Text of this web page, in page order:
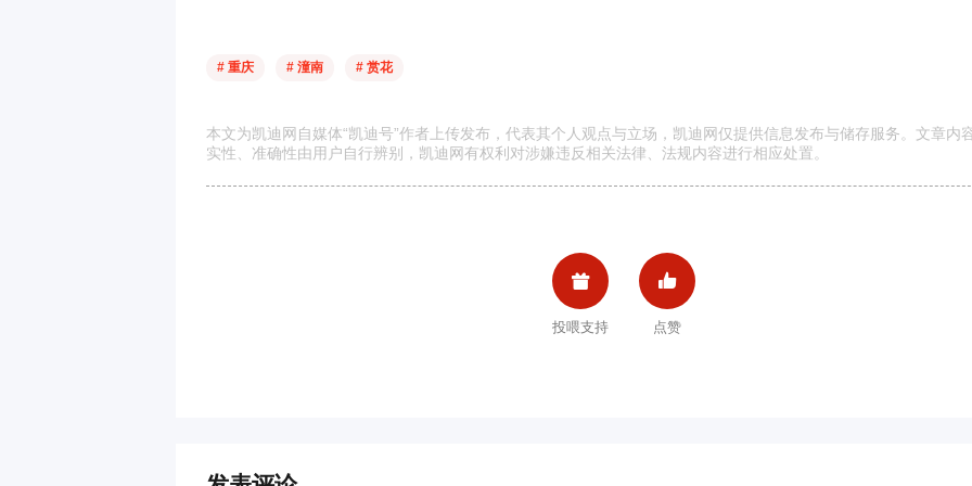
# 重庆 # 潼南 # 赏花
本文为凯迪网自媒体“凯迪号”作者上传发布，代表其个人观点与立场，凯迪网仅提供信息发布与储存服务。文章内
实性、准确性由用户自行辨别，凯迪网有权利对涉嫌违反相关法律、法规内容进行相应处置。

投喂支持

点赞